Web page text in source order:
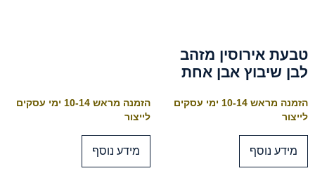
טבעת אירוסין מזהב
לבן שיבוץ אבן אחת
הזמנה מראש 10-14 ימי עסקים
לייצור
מידע נוסף
הזמנה מראש 10-14 ימי עסקים
לייצור
מידע נוסף